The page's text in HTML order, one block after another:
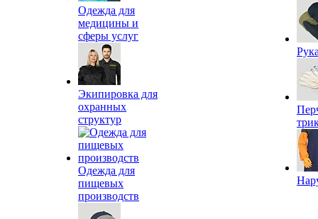
Одежда для
медицины и
сферы услуг
Экипировка для
охранных
структур
Одежда для
пищевых
производств